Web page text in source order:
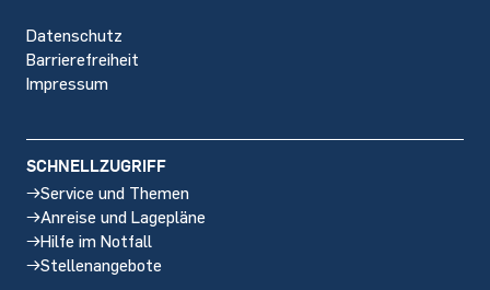
Datenschutz
Barrierefreiheit
Impressum
SCHNELLZUGRIFF
Service und Themen
Anreise und Lagepläne
Hilfe im Notfall
Stellenangebote